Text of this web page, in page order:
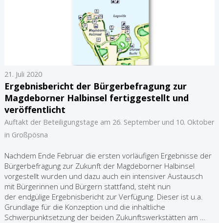
21. Juli 2020
Ergebnisbericht der Bürgerbefragung zur
Magdeborner Halbinsel fertiggestellt und
veröffentlicht
Auftakt der Beteiligungstage am 26. September und 10. Oktober
in Großpösna
Nachdem Ende Februar die ersten vorläufigen Ergebnisse der
Bürgerbefragung zur Zukunft der Magdeborner Halbinsel
vorgestellt wurden und dazu auch ein intensiver Austausch
mit Bürgerinnen und Bürgern stattfand, steht nun
der endgülige Ergebnisbericht zur Verfügung. Dieser ist u.a.
Grundlage für die Konzeption und die inhaltliche
Schwerpunktsetzung der beiden Zukunftswerkstätten am …